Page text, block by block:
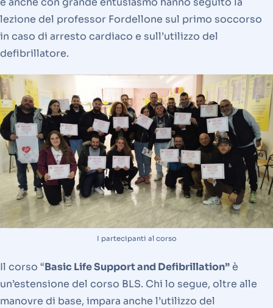
lezione del professor Fordellone sul primo soccorso
in caso di arresto cardiaco e sull’utilizzo del
defibrillatore.
I partecipanti al corso
Il corso “Basic Life Support and Defibrillation”è
un’estensione del corso BLS. Chi lo segue, oltre alle
manovre di base, impara anche l’utilizzo del